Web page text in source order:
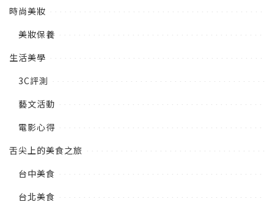
時尚美妝
美妝保養
生活美學
3C評測
藝文活動
電影心得
舌尖上的美食之旅
台中美食
台北美食